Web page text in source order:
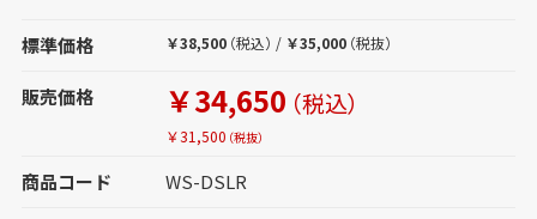
標準価格 ￥38,500 （税込） / ￥35,000 （税抜）
販売価格 ￥34,650 （税込）
￥31,500 （税抜）
商品コード WS-DSLR